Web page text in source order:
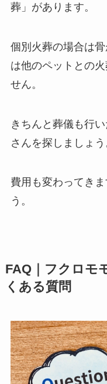
葬」があります。
個別火葬の場合は
は他のペットとの
せん。
きちんと葬儀も行
さんを探しましょう
費用も変わってき
う。
FAQ｜フクロモ
くある質問